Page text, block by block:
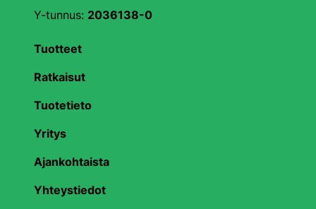
Y-tunnus: 2036138-0
Tuotteet
Ratkaisut
Tuotetieto
Yritys
Ajankohtaista
Yhteystiedot